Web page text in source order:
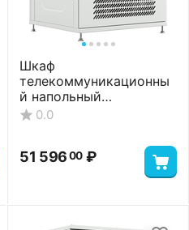
телекоммуникационны
й напольный
ШТНП-18U-800-1000-П-
RAL7035
0.0
50 19600 ₽